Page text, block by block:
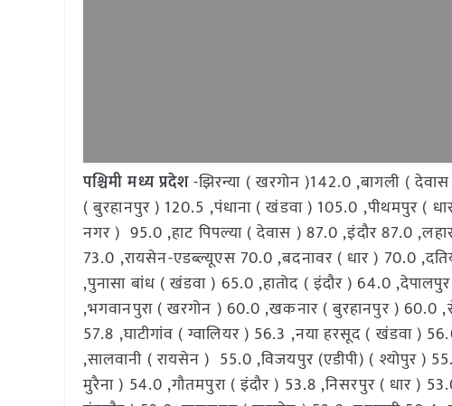
पश्चिमी मध्य प्रदेश-झिरन्या ( खरगोन )142.0 ,बागली (
( बुरहानपुर ) 120.5 ,पंधाना ( खंडवा ) 105.0 ,पीथमपुर (
नगर ) 95.0 ,हाट पिपल्या ( देवास ) 87.0 ,इंदौर 87.0
73.0 ,रायसेन-एडब्ल्यूएस 70.0 ,बदनावर ( धार ) 70.0
,पुनासा बांध ( खंडवा ) 65.0 ,हातोद ( इंदौर ) 64.0
,भगवानपुरा ( खरगोन ) 60.0 ,खकनार ( बुरहानपुर ) 60.0
57.8 ,घाटीगांव ( ग्वालियर ) 56.3 ,नया हरसूद ( खंडवा )
,सालवानी ( रायसेन ) 55.0 ,विजयपुर (एडीपी) ( श्योपुर )
मुरैना ) 54.0 ,गौतमपुरा ( इंदौर ) 53.8 ,निसरपुर ( धार )